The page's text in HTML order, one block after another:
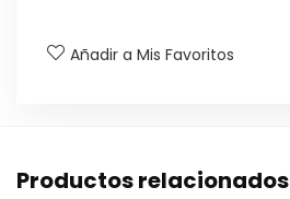
Añadir a Mis Favoritos
Productos relacionados